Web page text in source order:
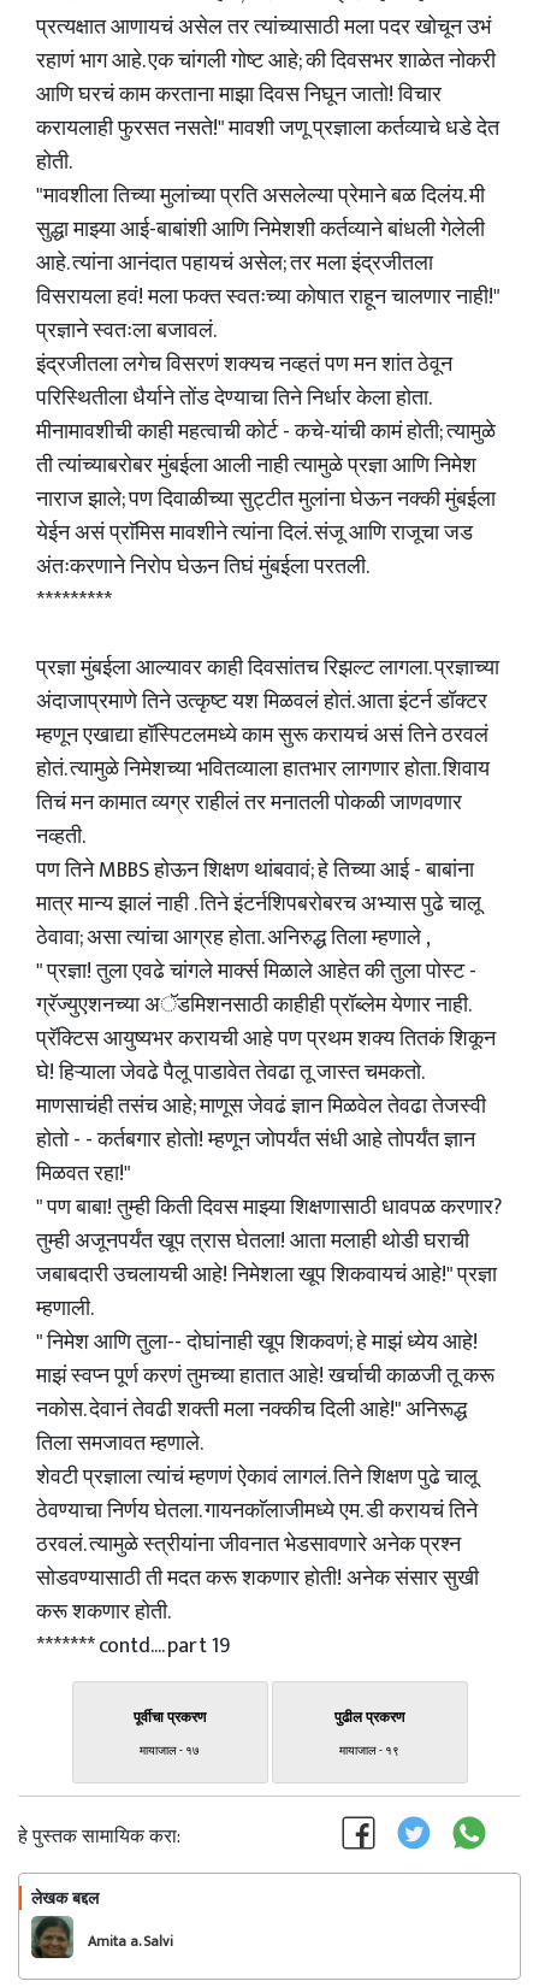
प्रत्यक्षात आणायचं असेल तर त्यांच्यासाठी मला पदर खोचून उभं
रहाणं भाग आहे. एक चांगली गोष्ट आहे; की दिवसभर शाळेत नोकरी
आणि घरचं काम करताना माझा दिवस निघून जातो! विचार
करायलाही फुरसत नसते!" मावशी जणू प्रज्ञाला कर्तव्याचे धडे देत
होती.
"मावशीला तिच्या मुलांच्या प्रति असलेल्या प्रेमाने बळ दिलंय. मी
सुद्धा माझ्या आई-बाबांशी आणि निमेशशी कर्तव्याने बांधली गेलेली
आहे. त्यांना आनंदात पहायचं असेल; तर मला इंद्रजीतला
विसरायला हवं! मला फक्त स्वतःच्या कोषात राहून चालणार नाही!"
प्रज्ञाने स्वतःला बजावलं.
इंद्रजीतला लगेच विसरणं शक्यच नव्हतं पण मन शांत ठेवून
परिस्थितीला धैर्याने तोंड देण्याचा तिने निर्धार केला होता.
मीनामावशीची काही महत्वाची कोर्ट - कचे-यांची कामं होती; त्यामुळे
ती त्यांच्याबरोबर मुंबईला आली नाही त्यामुळे प्रज्ञा आणि निमेश
नाराज झाले; पण दिवाळीच्या सुट्टीत मुलांना घेऊन नक्की मुंबईला
येईन असं प्राॅमिस मावशीने त्यांना दिलं. संजू आणि राजूचा जड
अंतःकरणाने निरोप घेऊन तिघं मुंबईला परतली.
*********
प्रज्ञा मुंबईला आल्यावर काही दिवसांतच रिझल्ट लागला. प्रज्ञाच्या
अंदाजाप्रमाणे तिने उत्कृष्ट यश मिळवलं होतं. आता इंटर्न डॉक्टर
म्हणून एखाद्या हॉस्पिटलमध्ये काम सुरू करायचं असं तिने ठरवलं
होतं. त्यामुळे निमेशच्या भवितव्याला हातभार लागणार होता. शिवाय
तिचं मन कामात व्यग्र राहीलं तर मनातली पोकळी जाणवणार
नव्हती.
पण तिने MBBS होऊन शिक्षण थांबवावं; हे तिच्या आई - बाबांना
मात्र मान्य झालं नाही . तिने इंटर्नशिपबरोबरच अभ्यास पुढे चालू
ठेवावा; असा त्यांचा आग्रह होता. अनिरुद्ध तिला म्हणाले ,
" प्रज्ञा! तुला एवढे चांगले मार्क्स मिळाले आहेत की तुला पोस्ट -
ग्रॅज्युएशनच्या अॅडमिशनसाठी काहीही प्रॉब्लेम येणार नाही.
प्रॅक्टिस आयुष्यभर करायची आहे पण प्रथम शक्य तितकं शिकून
घे! हिऱ्याला जेवढे पैलू पाडावेत तेवढा तू जास्त चमकतो.
माणसाचंही तसंच आहे; माणूस जेवढं ज्ञान मिळवेल तेवढा तेजस्वी
होतो - - कर्तबगार होतो! म्हणून जोपर्यंत संधी आहे तोपर्यंत ज्ञान
मिळवत रहा!"
" पण बाबा! तुम्ही किती दिवस माझ्या शि‌क्षणासाठी धावपळ करणार?
तुम्ही अजूनपर्यंत खूप त्रास घेतला! आता मलाही थोडी घराची
जबाबदारी उचलायची आहे! निमेशला खूप शिकवायचं आहे!" प्रज्ञा
म्हणाली.
" निमेश आणि तुला-- दोघांनाही खूप शिकवणं; हे माझं ध्येय आहे!
माझं स्वप्न पूर्ण करणं तुमच्या हातात आहे! खर्चाची काळजी तू करू
नकोस. देवानं तेवढी शक्ती मला नक्कीच दिली आहे!" अनिरूद्ध
तिला समजावत म्हणाले.
शेवटी प्रज्ञाला त्यांचं म्हणणं ऐकावं लागलं. तिने शिक्षण पुढे चालू
ठेवण्याचा निर्णय घेतला. गायनकाॅलाजीमध्ये एम. डी करायचं तिने
ठरवलं. त्यामुळे स्त्रीयांना जीवनात भेडसावणारे अनेक प्रश्न
सोडवण्यासाठी ती मदत करू शकणार होती! अनेक संसार सुखी
करू शकणार होती.
******* contd.... part 19
पूर्वीचा प्रकरण
मायाजाल - १७
पुढील प्रकरण
मायाजाल - १९
हे पुस्तक सामायिक करा:
लेखक बद्दल
Amita a. Salvi